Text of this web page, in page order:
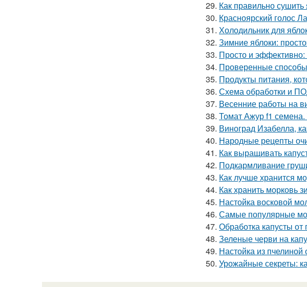
29. Как правильно
30. Красноярский голос
31. Холодильник для
32. Зимние яблоки:
33. Просто и
34. Проверенные
35. Продукты питания,
36. Схема обработки и
37. Весенние работы на
38. Томат Ажур f1
39. Виноград Изабелла,
40. Народные рецепты
41. Как выращивать
42. Подкармливание
43. Как лучше хранится
44. Как хранить морковь
45. Настойка восковой
46. Самые популярные
47. Обработка капусты от
48. Зеленые черви на
49. Настойка из пчелиной
50. Урожайные секреты: